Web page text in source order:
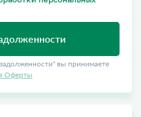
вы принимаете
Оферты